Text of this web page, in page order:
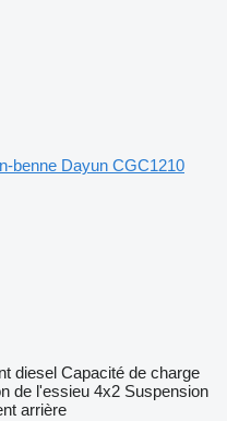
benne Dayun CGC1210
diesel Capacité de charge
de l'essieu 4x2 Suspension
arrière